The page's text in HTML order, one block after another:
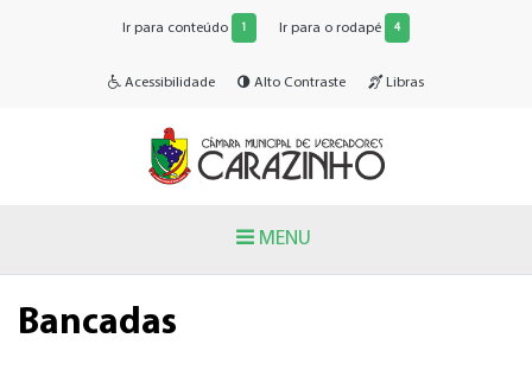
Ir para conteúdo 1 Ir para o rodapé 4
Acessibilidade Alto Contraste Libras
MENU
Bancadas